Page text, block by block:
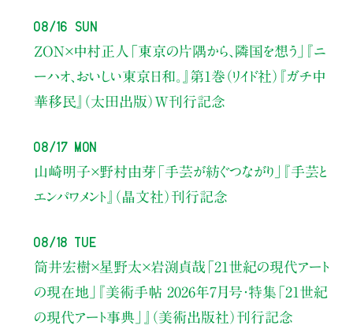
08/16 Sun
ZON×中村正人 「東京の片隅から、隣国を想う」
『ニ
ーハオ、おいしい東京日和。』第1巻（リイド社） 『ガチ中
華移民』（太田出版）W刊行記念
08/17 Mon
山崎明子×野村由芽 「手芸が紡ぐつながり」
『手芸と
エンパワメント』（晶文社）刊行記念
08/18 Tue
筒井宏樹×星野太×岩渕貞哉 「21世紀の現代アート
の現在地」
『美術手帖 2026年7月号・特集「21世紀
の現代アート事典」』（美術出版社）刊行記念